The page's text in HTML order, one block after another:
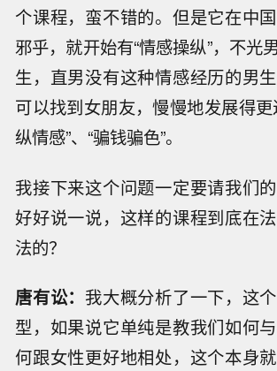
个课程，蛮不错的。但是它在中
邪乎，就开始有“情感操纵”，不光
生，直男没有这种情感经历的男
可以找到女朋友，慢慢地发展得
纵情感”、“骗钱骗色”。
我接下来这个问题一定要请我们
好好说一说，这样的课程到底在
法的？
唐有讼： 我大概分析了一下，这
型，如果说它单纯是教我们如何
何跟女性更好地相处，这个本身